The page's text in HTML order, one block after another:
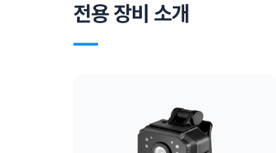
전용 장비 소개
―